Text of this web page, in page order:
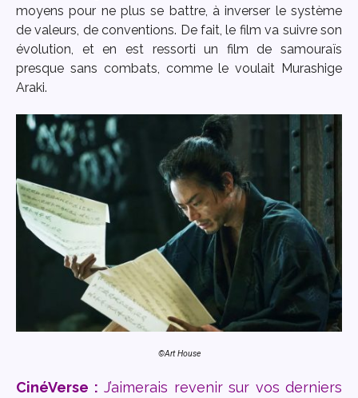
moyens pour ne plus se battre, à inverser le système
de valeurs, de conventions. De fait, le film va suivre son
évolution, et en est ressorti un film de samouraïs
presque sans combats, comme le voulait Murashige
Araki.
©Art House
CinéVerse : J’aimerais revenir sur vos derniers